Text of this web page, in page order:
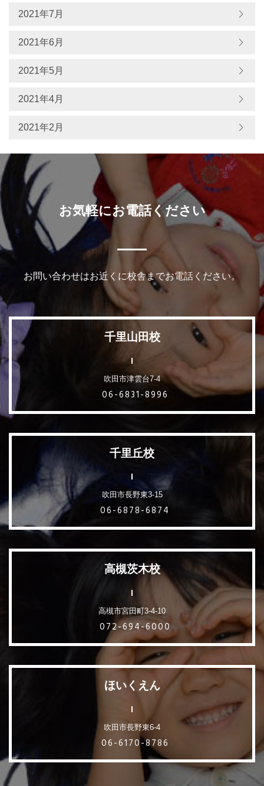
2021年7月
2021年6月
2021年5月
2021年4月
2021年2月
お気軽にお電話ください
お問い合わせはお近くに校舎までお電話ください。
千里山田校
吹田市津雲台7-4
06-6831-8996
千里丘校
吹田市長野東3-15
06-6878-6874
高槻茨木校
高槻市宮田町3-4-10
072-694-6000
ほいくえん
吹田市長野東6-4
06-6170-8786